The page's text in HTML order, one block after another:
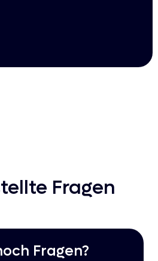
Fragen
Fragen?